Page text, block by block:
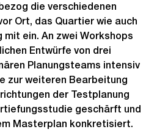
die verschiedenen
Ort, das Quartier wie auch
ein. An zwei Workshops
Entwürfe von drei
Planungsteams intensiv
zur weiteren Bearbeitung
der Testplanung
geschärft und
Masterplan konkretisiert.